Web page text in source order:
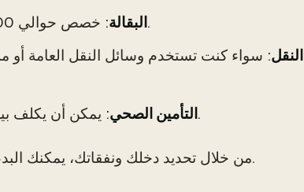
البقالة: خصص حوالي 200 دولار إلى 400 دولار شهريًا للطعام.
النقل
التأمين الصحي: يمكن أن يكلف بين 1,000 دولار إلى 2,500 دولار سنويًا.
من خلال تحديد دخلك ونفقاتك، يمكنك البدء في رؤية من أين يأتي مالك وإلى أين يذهب.